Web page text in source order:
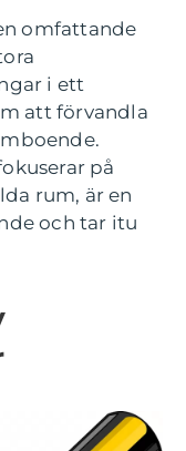
omfattande
i ett
att förvandla
på
rum, är en
och tar itu